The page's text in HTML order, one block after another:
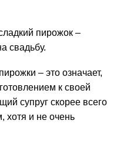
пирожок –
свадьбу.
– это означает,
к своей
супруг скорее всего
хотя и не очень